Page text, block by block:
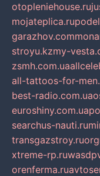
otopleniehouse.ru
mojateplica.ru
garazhov.com
stroyu.kzmy-
zsmh.com.ua
all-tattoos-for-
best-radio.com.ua
euroshiny.com.ua
searchus-nauti.ru
transgazstroy.ru
xtreme-rp.ru
orenferma.ru